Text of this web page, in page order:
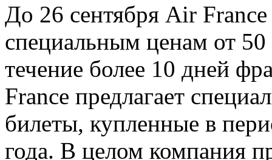
До 26 сентября Air
специальным ценам от 50
течение более 10 дней
France предлагает
билеты, купленные в
года. В целом компания